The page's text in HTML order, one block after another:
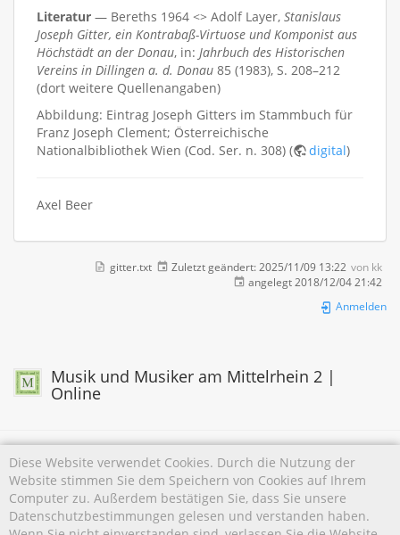
Literatur — Bereths 1964 <> Adolf Layer, Stanislaus
Joseph Gitter, ein Kontrabaß-Virtuose und Komponist aus
Höchstädt an der Donau, in: Jahrbuch des Historischen
Vereins in Dillingen a. d. Donau 85 (1983), S. 208–212
(dort weitere Quellenangaben)
Abbildung: Eintrag Joseph Gitters im Stammbuch für
Franz Joseph Clement; Österreichische
Nationalbibliothek Wien (Cod. Ser. n. 308) (
digital)
Axel Beer
Diese Website verwendet Cookies. Durch die Nutzung der
Website stimmen Sie dem Speichern von Cookies auf Ihrem
Computer zu. Außerdem bestätigen Sie, dass Sie unsere
Datenschutzbestimmungen gelesen und verstanden haben.
gitter.txt Zuletzt geändert:2025/11/09 13:22 von kk
angelegt2018/12/04 21:42
Anmelden
Musik und Musiker am Mittelrhein 2 |
Online
Falls nicht anders bezeichnet, ist der Inhalt dieses Wikis unter der folgenden Lizenz
veröffentlicht:
CC Attribution-Noncommercial 4.0 International